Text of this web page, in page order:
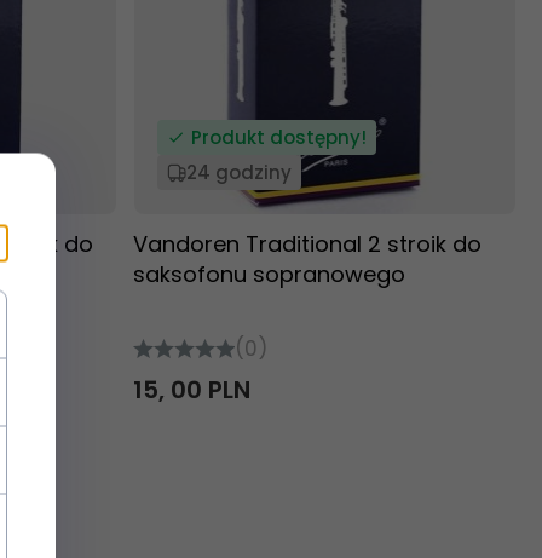
do
Produkt dostępny!
24 godziny
Vandoren Traditional 2 stroik do
saksofonu sopranowego
(0)
15, 00 PLN